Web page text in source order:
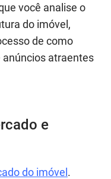
você analise o
do imóvel,
de como
atraentes
e
do imóvel.